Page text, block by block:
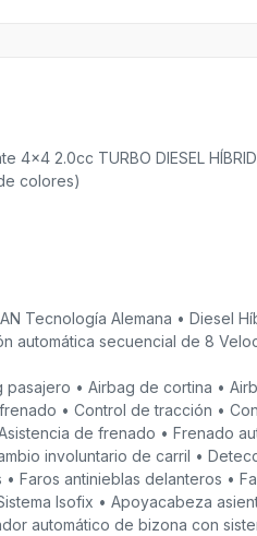
4x4 2.0cc TURBO DIESEL
colores)
Tecnología Alemana • Diesel
automática secuencial de 8
• Airbag de cortina •
• Control de tracción •
de frenado • Frenado
involuntario de carril •
Faros antinieblas delanteros •
Isofix • Apoyacabeza
automático de bizona con